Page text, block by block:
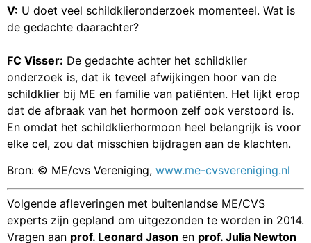
V: U doet veel schildklieronderzoek momenteel. Wat is
de gedachte daarachter?
FC Visser: De gedachte achter het schildklier
onderzoek is, dat ik teveel afwijkingen hoor van de
schildklier bij ME en familie van patiënten. Het lijkt erop
dat de afbraak van het hormoon zelf ook verstoord is.
En omdat het schildklierhormoon heel belangrijk is voor
elke cel, zou dat misschien bijdragen aan de klachten.
Bron: © ME/cvs Vereniging, www.me-cvsvereniging.nl
Volgende afleveringen met buitenlandse ME/CVS
experts zijn gepland om uitgezonden te worden in 2014.
Vragen aan prof. Leonard Jason en prof. Julia Newton